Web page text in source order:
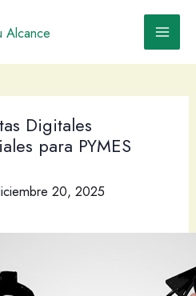
Digitales
para PYMES
20, 2025